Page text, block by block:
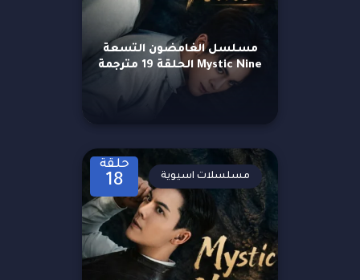
مسلسل الغامضون التسعة
Mystic Nine الحلقة 19 مترجمة
حلقة
18 مسلسلات اسيوية